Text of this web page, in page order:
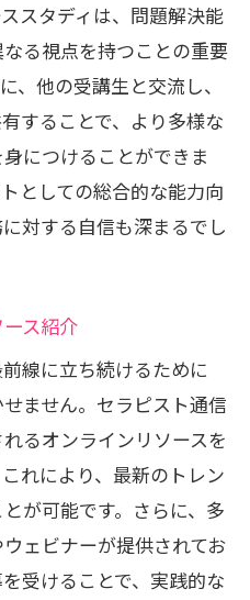
スタディは、問題解決能
る視点を持つことの重要
、他の受講生と交流し、
することで、より多様な
につけることができま
としての総合的な能力向
対する自信も深まるでし
ス紹介
線に立ち続けるために
ません。セラピスト通信
るオンラインリソースを
れにより、最新のトレン
が可能です。さらに、多
ェビナーが提供されてお
受けることで、実践的な